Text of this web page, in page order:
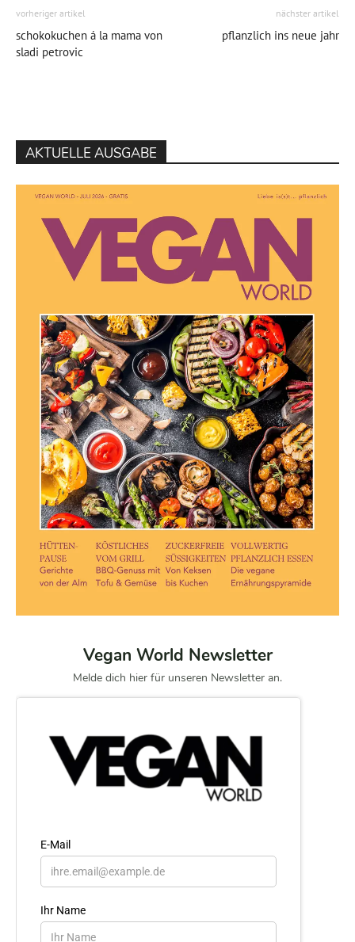
vorheriger artikel
schokokuchen á la mama von
sladi petrovic
nächster artikel
pflanzlich ins neue jahr
AKTUELLE AUSGABE
Vegan World Newsletter
Melde dich hier für unseren Newsletter an.